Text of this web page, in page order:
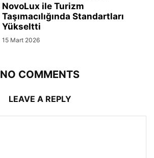
NovoLux ile Turizm
Taşımacılığında Standartları
Yükseltti
15 Mart 2026
NO COMMENTS
LEAVE A REPLY